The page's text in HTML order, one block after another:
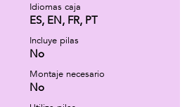
Idiomas caja
ES, EN, FR, PT
Incluye pilas
No
Montaje necesario
No